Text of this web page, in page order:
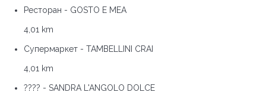
Ресторан - GOSTO E MEA
4,01 km
Супермаркет - TAMBELLINI CRAI
4,01 km
???? - SANDRA L'ANGOLO DOLCE